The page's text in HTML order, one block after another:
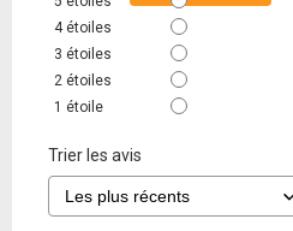
4 étoiles
3 étoiles
2 étoiles
1 étoile
Trier les avis